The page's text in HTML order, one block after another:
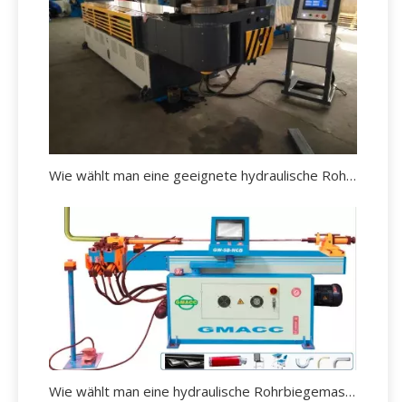
Wie wählt man eine geeignete hydraulische Rohrbiegemaschine aus?
Wie wählt man eine hydraulische Rohrbiegemaschine aus?